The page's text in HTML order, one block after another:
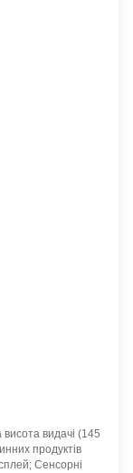
видачі (145
продуктів
Сенсорні